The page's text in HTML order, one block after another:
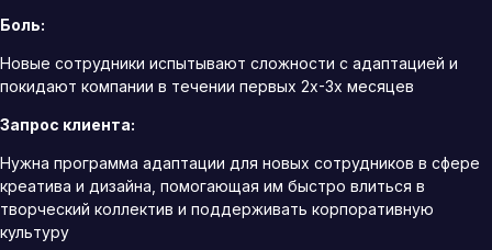
Боль:
Новые сотрудники испытывают сложности с адаптацией и
покидают компании в течении первых 2х-3х месяцев
Запрос клиента:
Нужна программа адаптации для новых сотрудников в сфере
креатива и дизайна, помогающая им быстро влиться в
творческий коллектив и поддерживать корпоративную
культуру